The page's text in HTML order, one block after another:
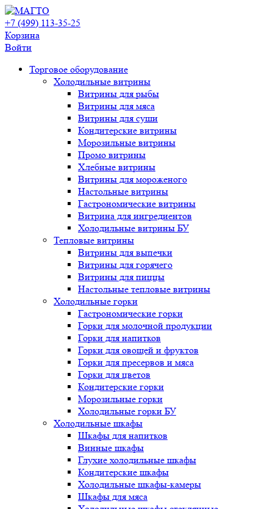
+7 (499) 113-35-25
Корзина
Войти
Свернуть/
развернуть
Торговое оборудованиe
Холодильные витрины
Витрины для рыбы
Витрины для мяса
Витрины для суши
Кондитерские витрины
Морозильные витрины
Промо витрины
Хлебные витрины
Витрины для мороженого
Настольные витрины
Гастрономические витрины
Витрина для ингредиентов
Холодильные витрины БУ
Тепловые витрины
Витрины для выпечки
Витрины для горячего
Витрины для пиццы
Настольные тепловые витрины
Холодильные горки
Гастрономические горки
Горки для молочной продукции
Горки для напитков
Горки для овощей и фруктов
Горки для пресервов и мяса
Горки для цветов
Кондитерские горки
Морозильные горки
Холодильные горки БУ
Холодильные шкафы
Шкафы для напитков
Винные шкафы
Глухие холодильные шкафы
Кондитерские шкафы
Холодильные шкафы-камеры
Шкафы для мяса